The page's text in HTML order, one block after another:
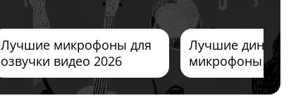
Лучшие микрофоны для
озвучки видео 2026
Лучшие
микрофоны 2026